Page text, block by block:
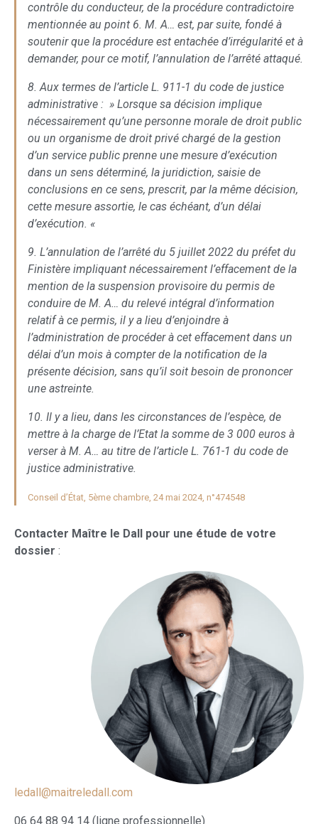
contrôle du conducteur, de la procédure contradictoire
mentionnée au point 6. M. A… est, par suite, fondé à
soutenir que la procédure est entachée d’irrégularité et à
demander, pour ce motif, l’annulation de l’arrêté attaqué.
8. Aux termes de l’article L. 911-1 du code de justice
administrative : » Lorsque sa décision implique
nécessairement qu’une personne morale de droit public
ou un organisme de droit privé chargé de la gestion
d’un service public prenne une mesure d’exécution
dans un sens déterminé, la juridiction, saisie de
conclusions en ce sens, prescrit, par la même décision,
cette mesure assortie, le cas échéant, d’un délai
d’exécution. «
9. L’annulation de l’arrêté du 5 juillet 2022 du préfet du
Finistère impliquant nécessairement l’effacement de la
mention de la suspension provisoire du permis de
conduire de M. A… du relevé intégral d’information
relatif à ce permis, il y a lieu d’enjoindre à
l’administration de procéder à cet effacement dans un
délai d’un mois à compter de la notification de la
présente décision, sans qu’il soit besoin de prononcer
une astreinte.
10. Il y a lieu, dans les circonstances de l’espèce, de
mettre à la charge de l’Etat la somme de 3 000 euros à
verser à M. A… au titre de l’article L. 761-1 du code de
justice administrative.
Conseil d’État, 5ème chambre, 24 mai 2024, n°474548
Contacter Maître le Dall pour une étude de votre
dossier :
ledall@maitreledall.com
06 64 88 94 14 (ligne professionnelle)